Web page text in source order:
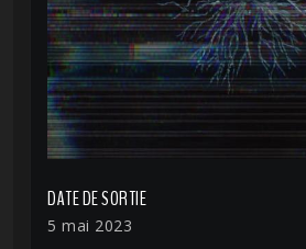
DATE DE SORTIE
5 mai 2023